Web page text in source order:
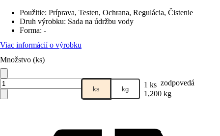
Použitie: Príprava, Testen, Ochrana, Regulácia, Čistenie
Druh výrobku: Sada na údržbu vody
Forma: -
Viac informácií o výrobku
Množstvo (ks)
ks kg 1 ks zodpovedá
1,200 kg